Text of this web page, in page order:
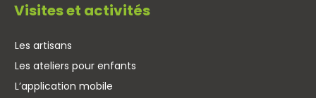
Visites et activités
Les artisans
Les ateliers pour enfants
L’application mobile